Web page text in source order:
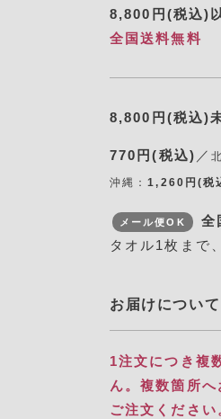
8,800円(税込)
全国送料無料
8,800円(税込)
770円(税込) ／
沖縄：1,260円(税
メール便OK 全
タオル1枚まで
お届けについて
1注文につき複
ん。​ 複数箇所
ご注文ください